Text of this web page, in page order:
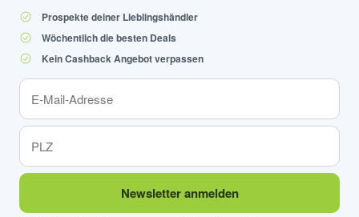
Prospekte deiner Lieblingshändler
Wöchentlich die besten Deals
Kein Cashback Angebot verpassen
Newsletter anmelden